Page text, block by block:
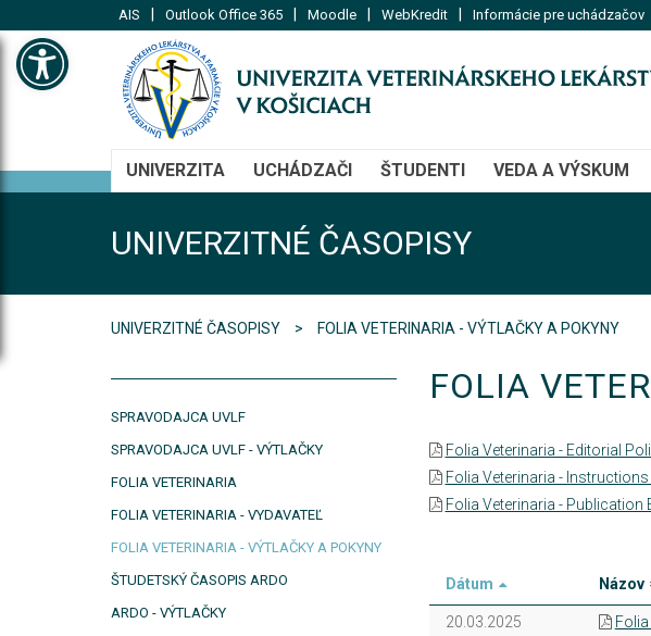
Open toolbar
AIS Outlook Office 365 Moodle WebKredit Informácie pre uchádzačov
UNIVERZITA UCHÁDZAČI ŠTUDENTI VEDA A VÝSKUM
UNIVERZITNÉ ČASOPISY
UNIVERZITNÉ ČASOPISY FOLIA VETERINARIA - VÝTLAČKY A POKYNY
SPRAVODAJCA UVLF
SPRAVODAJCA UVLF - VÝTLAČKY
FOLIA VETERINARIA
FOLIA VETERINARIA - VYDAVATEĽ
FOLIA VETERINARIA - VÝTLAČKY A POKYNY
ŠTUDETSKÝ ČASOPIS ARDO
ARDO - VÝTLAČKY
FOLIA
Folia Veterinaria - Editorial
Folia Veterinaria -
Folia Veterinaria - Publication
Dátum Názov
20.03.2025